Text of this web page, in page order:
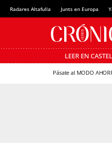
Radares Altafulla Junts en Europa
LEER EN
Pásate al MODO